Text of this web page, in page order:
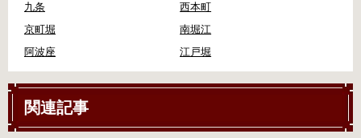
九条
西本町
京町堀
南堀江
阿波座
江戸堀
関連記事